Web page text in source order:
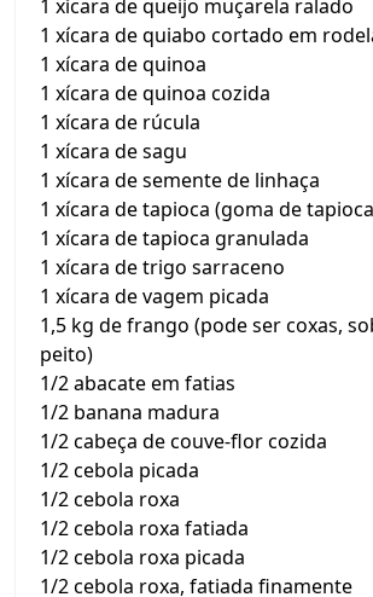
1 xícara de queijo muçarela ralado
1 xícara de quiabo cortado em
1 xícara de quinoa
1 xícara de quinoa cozida
1 xícara de rúcula
1 xícara de sagu
1 xícara de semente de linhaça
1 xícara de tapioca (goma de
1 xícara de tapioca granulada
1 xícara de trigo sarraceno
1 xícara de vagem picada
1,5 kg de frango (pode ser coxas,
peito)
1/2 abacate em fatias
1/2 banana madura
1/2 cabeça de couve-flor cozida
1/2 cebola picada
1/2 cebola roxa
1/2 cebola roxa fatiada
1/2 cebola roxa picada
1/2 cebola roxa, fatiada finamente